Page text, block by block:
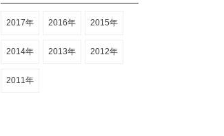
2017年 2016年 2015年
2014年 2013年 2012年
2011年